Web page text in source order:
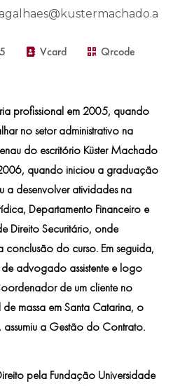
Vcard Qrcode
profissional em 2005, quando
no setor administrativo na
do escritório Küster Machado
quando iniciou a graduação
a desenvolver atividades na
Departamento Financeiro e
Direito Securitário, onde
conclusão do curso. Em seguida,
de advogado assistente e logo
de um cliente no
massa em Santa Catarina, o
assumiu a Gestão do Contrato.
pela Fundação Universidade